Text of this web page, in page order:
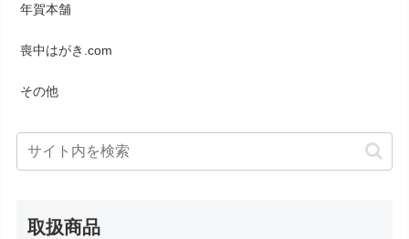
年賀本舗
喪中はがき.com
その他
取扱商品